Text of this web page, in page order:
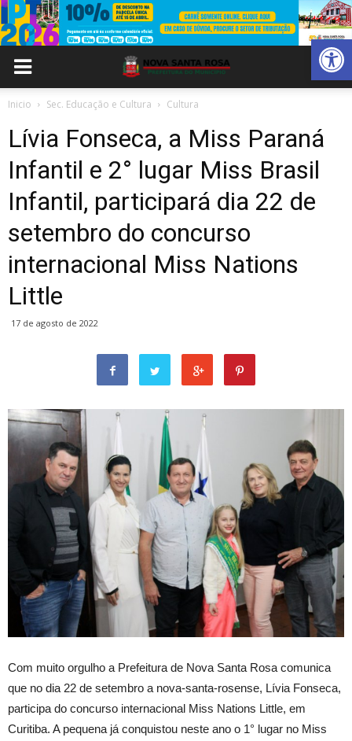
Abrir
Inicio Sec. Educação e Cultura Cultura
Lívia Fonseca, a Miss Paraná
Infantil e 2° lugar Miss Brasil
Infantil, participará dia 22 de
setembro do concurso
internacional Miss Nations
Little
17 de agosto de 2022
Com muito orgulho a Prefeitura de Nova Santa Rosa comunica
que no dia 22 de setembro a nova-santa-rosense, Lívia Fonseca,
participa do concurso internacional Miss Nations Little, em
Curitiba. A pequena já conquistou neste ano o 1° lugar no Miss